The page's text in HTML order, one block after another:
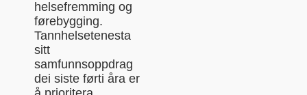
helsefremming og
førebygging.
Tannhelsetenesta
sitt
samfunnsoppdrag
dei siste førti åra er